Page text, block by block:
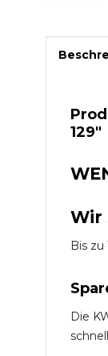
129"
Wir
Bis
Die